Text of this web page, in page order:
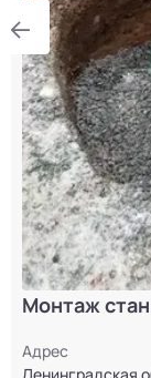
Монтаж
Адрес